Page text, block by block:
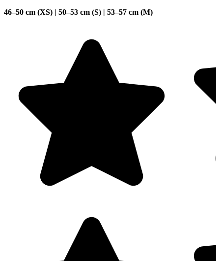
46–50 cm (XS) | 50–53 cm (S) | 53–57 cm (M)